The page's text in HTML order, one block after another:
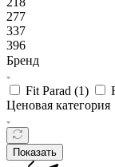
277
337
396
Бренд
Fit Parad (1)
Ценовая категория
Показать